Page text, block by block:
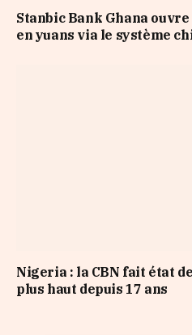
Stanbic Bank Ghana
en yuans via le système
Nigeria : la CBN fait état
plus haut depuis 17 ans